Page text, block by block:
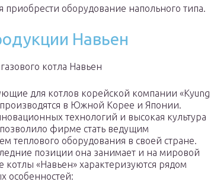
приобрести оборудование напольного типа.
Навьен
котла Навьен
для котлов корейской компании «Kyung
производятся в Южной Корее и Японии.
технологий и высокая культура
фирме стать ведущим
теплового оборудования в своей стране.
позиции она занимает и на мировой
котлы «Навьен» характеризуются рядом
особенностей: